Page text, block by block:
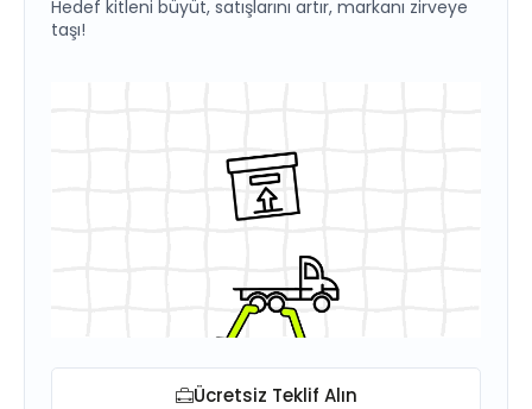
Hedef kitleni büyüt, satışlarını artır, markanı zirveye
taşı!
Ücretsiz Teklif Alın